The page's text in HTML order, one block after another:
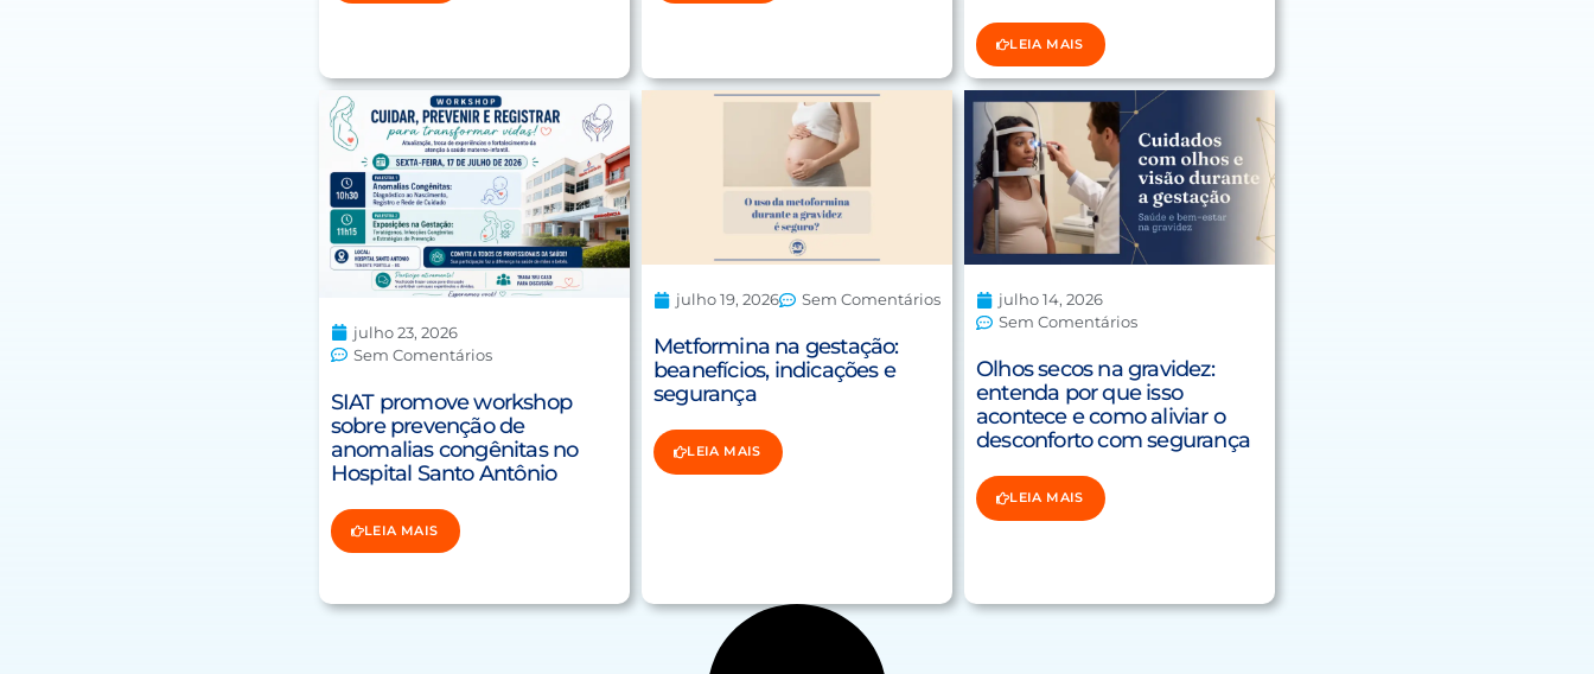
LEIA MAIS
julho 23, 2026
Sem Comentários
SIAT promove workshop
sobre prevenção de
anomalias congênitas no
Hospital Santo Antônio
LEIA MAIS
julho 19, 2026 Sem Comentários
Metformina na gestação:
beanefícios, indicações e
segurança
LEIA MAIS
julho 14, 2026
Sem Comentários
Olhos secos na gravidez:
entenda por que isso
acontece e como aliviar o
desconforto com segurança
LEIA MAIS